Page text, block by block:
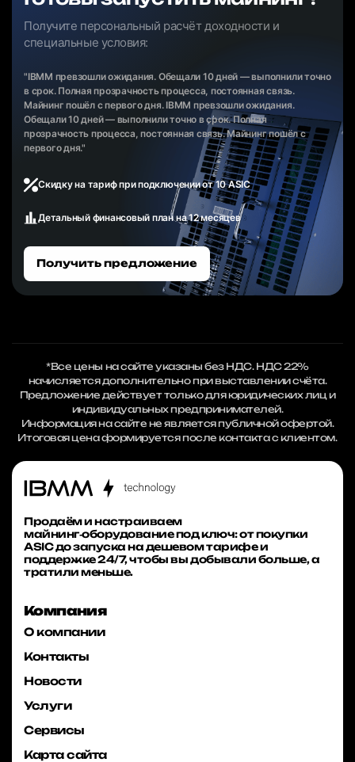
Получите персональный расчёт доходности и
специальные условия:
"IBMM превзошли ожидания. Обещали 10 дней — выполнили точно
в срок. Полная прозрачность процесса, постоянная связь.
Майнинг пошёл с первого дня. IBMM превзошли ожидания.
Обещали 10 дней — выполнили точно в срок. Полная
прозрачность процесса, постоянная связь. Майнинг пошёл с
первого дня."
Скидку на тариф при подключении от 10 ASIC
Детальный финансовый план на 12 месяцев
Получить предложение
*Все цены на сайте указаны без НДС. НДС 22%
начисляется дополнительно при выставлении счёта.
Предложение действует только для юридических лиц и
индивидуальных предпринимателей.
Информация на сайте не является публичной офертой.
Итоговая цена формируется после контакта с клиентом.
Продаём и настраиваем
майнинг‑оборудование под ключ: от покупки
ASIC до запуска на дешевом тарифе и
поддержке 24/7, чтобы вы добывали больше, а
тратили меньше.
Компания
О компании
Контакты
Новости
Услуги
Сервисы
Карта сайта